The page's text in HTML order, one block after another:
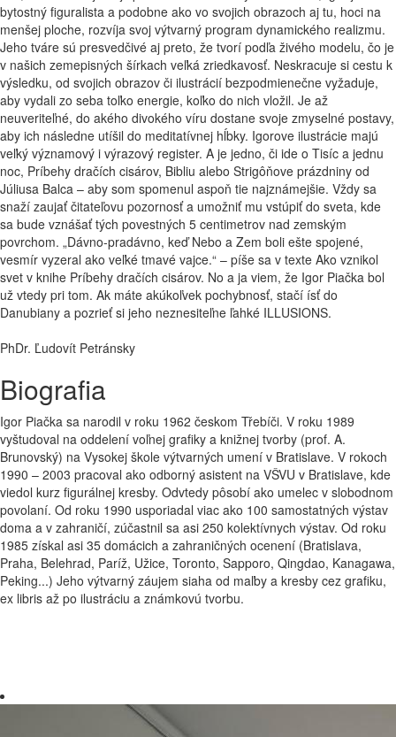
bytostný figuralista a podobne ako vo svojich obrazoch aj tu, hoci na
menšej ploche, rozvíja svoj výtvarný program dynamického realizmu.
Jeho tváre sú presvedčivé aj preto, že tvorí podľa živého modelu, čo je
v našich zemepisných šírkach veľká zriedkavosť. Neskracuje si cestu k
výsledku, od svojich obrazov či ilustrácií bezpodmienečne vyžaduje,
aby vydali zo seba toľko energie, koľko do nich vložil. Je až
neuveriteľné, do akého divokého víru dostane svoje zmyselné postavy,
aby ich následne utíšil do meditatívnej hĺbky. Igorove ilustrácie majú
veľký významový i výrazový register. A je jedno, či ide o Tisíc a jednu
noc, Príbehy dračích cisárov, Bibliu alebo Strigôňove prázdniny od
Júliusa Balca – aby som spomenul aspoň tie najznámejšie. Vždy sa
snaží zaujať čitateľovu pozornosť a umožniť mu vstúpiť do sveta, kde
sa bude vznášať tých povestných 5 centimetrov nad zemským
povrchom. „Dávno-pradávno, keď Nebo a Zem boli ešte spojené,
vesmír vyzeral ako veľké tmavé vajce.“ – píše sa v texte Ako vznikol
svet v knihe Príbehy dračích cisárov. No a ja viem, že Igor Piačka bol
už vtedy pri tom. Ak máte akúkoľvek pochybnosť, stačí ísť do
Danubiany a pozrieť si jeho neznesiteľne ľahké ILLUSIONS.
PhDr. Ľudovít Petránsky
Biografia
Igor Piačka sa narodil v roku 1962 českom Třebíči. V roku 1989
vyštudoval na oddelení voľnej grafiky a knižnej tvorby (prof. A.
Brunovský) na Vysokej škole výtvarných umení v Bratislave. V rokoch
1990 – 2003 pracoval ako odborný asistent na VŠVU v Bratislave, kde
viedol kurz figurálnej kresby. Odvtedy pôsobí ako umelec v slobodnom
povolaní. Od roku 1990 usporiadal viac ako 100 samostatných výstav
doma a v zahraničí, zúčastnil sa asi 250 kolektívnych výstav. Od roku
1985 získal asi 35 domácich a zahraničných ocenení (Bratislava,
Praha, Belehrad, Paríž, Užice, Toronto, Sapporo, Qingdao, Kanagawa,
Peking...) Jeho výtvarný záujem siaha od maľby a kresby cez grafiku,
ex libris až po ilustráciu a známkovú tvorbu.